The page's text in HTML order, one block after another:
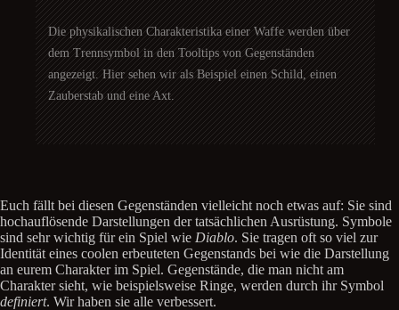
Die physikalischen Charakteristika einer Waffe werden über
dem Trennsymbol in den Tooltips von Gegenständen
angezeigt. Hier sehen wir als Beispiel einen Schild, einen
Zauberstab und eine Axt.
Euch fällt bei diesen Gegenständen vielleicht noch etwas auf: Sie sind
hochauflösende Darstellungen der tatsächlichen Ausrüstung. Symbole
sind sehr wichtig für ein Spiel wie Diablo. Sie tragen oft so viel zur
Identität eines coolen erbeuteten Gegenstands bei wie die Darstellung
an eurem Charakter im Spiel. Gegenstände, die man nicht am
Charakter sieht, wie beispielsweise Ringe, werden durch ihr Symbol
definiert. Wir haben sie alle verbessert.